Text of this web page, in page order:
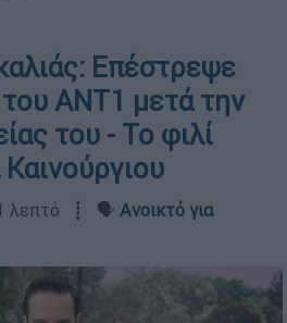
Επέστρεψε
ΑΝΤ1 μετά την
του - Το φιλί
1 λεπτό ┋ 🗣️ Ανοικτό για